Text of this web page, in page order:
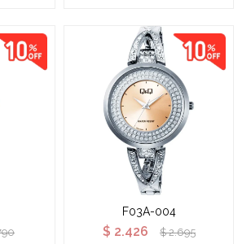
F03A-004
$ 2.426 $ 2.695